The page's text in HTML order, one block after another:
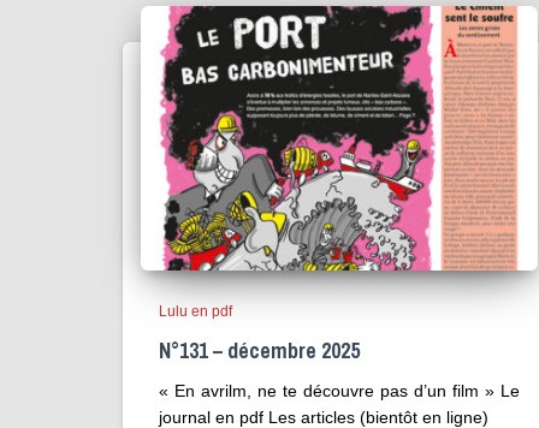
Lulu en pdf
N°131 – décembre 2025
« En avrilm, ne te découvre pas d’un film » Le
journal en pdf Les articles (bientôt en ligne)